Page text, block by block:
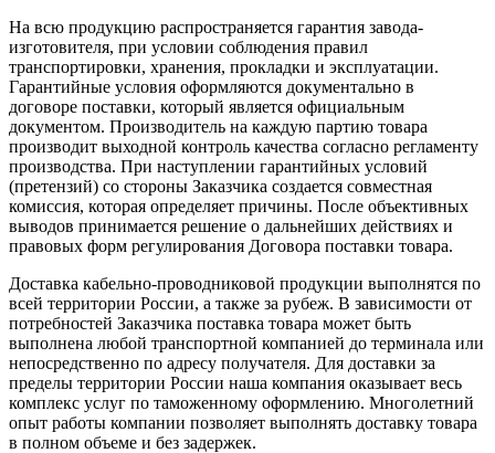
На всю продукцию распространяется гарантия завода-
изготовителя, при условии соблюдения правил
транспортировки, хранения, прокладки и эксплуатации.
Гарантийные условия оформляются документально в
договоре поставки, который является официальным
документом. Производитель на каждую партию товара
производит выходной контроль качества согласно регламенту
производства. При наступлении гарантийных условий
(претензий) со стороны Заказчика создается совместная
комиссия, которая определяет причины. После объективных
выводов принимается решение о дальнейших действиях и
правовых форм регулирования Договора поставки товара.
Доставка кабельно-проводниковой продукции выполнятся по
всей территории России, а также за рубеж. В зависимости от
потребностей Заказчика поставка товара может быть
выполнена любой транспортной компанией до терминала или
непосредственно по адресу получателя. Для доставки за
пределы территории России наша компания оказывает весь
комплекс услуг по таможенному оформлению. Многолетний
опыт работы компании позволяет выполнять доставку товара
в полном объеме и без задержек.